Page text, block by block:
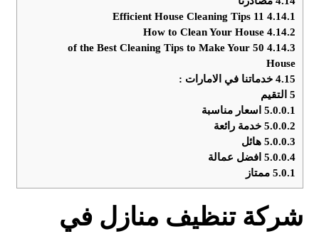
4.14.1
4.14.2
How to Clean Your House
4.14.3
50 of the Best Cleaning Tips to Make Your
House
4.15 خدماتنا في الامارات :
5 التقيم
5.0.0.1 اسعار مناسبة
5.0.0.2 خدمة رائعة
5.0.0.3 هائل
5.0.0.4 افضل عمالة
5.0.1 ممتاز
شركة تنظيف منازل في